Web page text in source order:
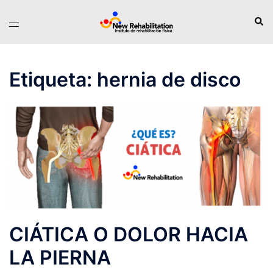
Alternar
Etiqueta: hernia de disco
CIÁTICA O DOLOR HACIA
LA PIERNA